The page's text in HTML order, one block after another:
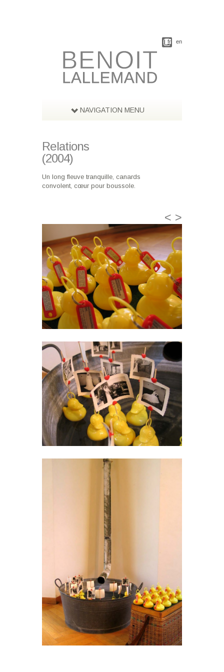
fr en
NAVIGATION MENU
Relations
(2004)
Un long fleuve tranquille, canards
convolent, cœur pour boussole.
< >